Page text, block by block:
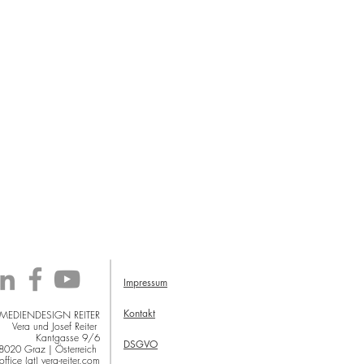
REITER
Vera und Josef Reiter
Kantgasse 9/6
8020 Graz | Österreich
office (at) vera-reiter.com
Impressum
Kontakt
DSGVO